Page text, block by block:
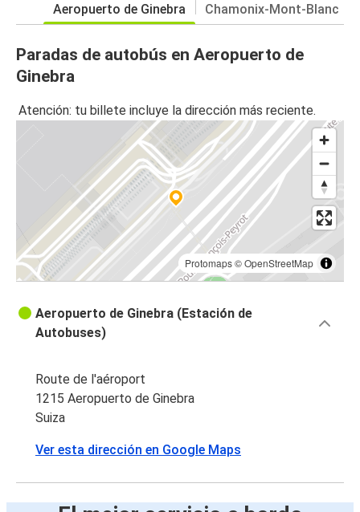
Aeropuerto de Ginebra Chamonix-Mont-Blanc
Paradas de autobús en Aeropuerto de
Ginebra
Atención: tu billete incluye la dirección más reciente.
Protomaps©OpenStreetMap
Aeropuerto de Ginebra (Estación de
Autobuses)
Route de l'aéroport
1215 Aeropuerto de Ginebra
Suiza
Ver esta dirección en Google Maps